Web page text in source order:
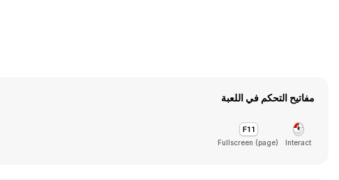
مفاتيح التحكم في اللعبة
Interact
Fullscreen (page)